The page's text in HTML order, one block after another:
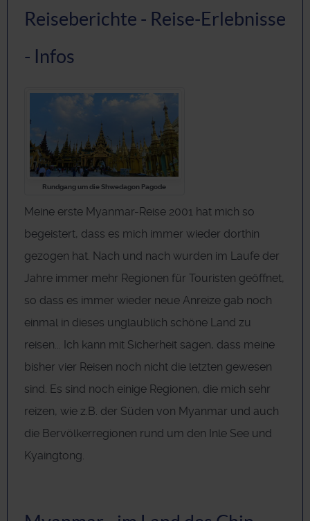
Reiseberichte - Reise-Erlebnisse
- Infos
Rundgang um die Shwedagon Pagode
Meine erste Myanmar-Reise 2001 hat mich so
begeistert, dass es mich immer wieder dorthin
gezogen hat. Nach und nach wurden im Laufe der
Jahre immer mehr Regionen für Touristen geöffnet,
so dass es immer wieder neue Anreize gab noch
einmal in dieses unglaublich schöne Land zu
reisen... Ich kann mit Sicherheit sagen, dass meine
bisher vier Reisen noch nicht die letzten gewesen
sind. Es sind noch einige Regionen, die mich sehr
reizen, wie z.B. der Süden von Myanmar und auch
die Bervölkerregionen rund um den Inle See und
Kyaingtong.